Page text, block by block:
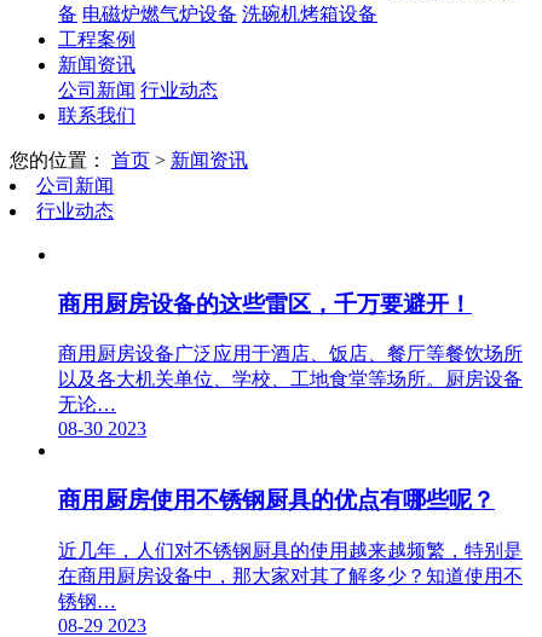
备 电磁炉燃气炉设备 洗碗机烤箱设备
工程案例
新闻资讯
公司新闻 行业动态
联系我们
您的位置： 首页 > 新闻资讯
公司新闻
行业动态
商用厨房设备的这些雷区，千万要避开！
商用厨房设备广泛应用于酒店、饭店、餐厅等餐饮场所
以及各大机关单位、学校、工地食堂等场所。厨房设备
无论…
08-30 2023
商用厨房使用不锈钢厨具的优点有哪些呢？
近几年，人们对不锈钢厨具的使用越来越频繁，特别是
在商用厨房设备中，那大家对其了解多少？知道使用不
锈钢…
08-29 2023